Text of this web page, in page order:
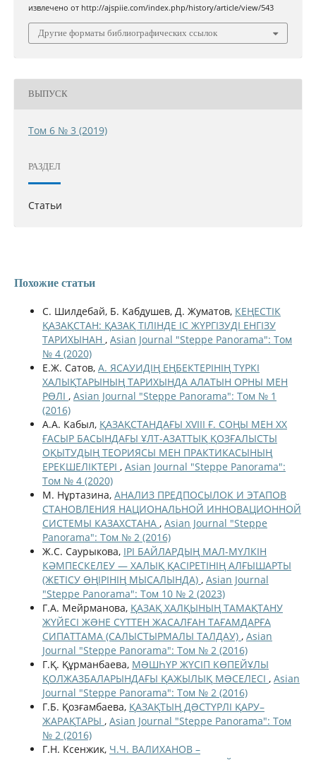
извлечено от http://ajspiie.com/index.php/history/article/view/543
Другие форматы библиографических ссылок
ВЫПУСК
Том 6 № 3 (2019)
РАЗДЕЛ
Статьи
Похожие статьи
С. Шилдебай, Б. Кабдушев, Д. Жуматов, КЕҢЕСТІК
ҚАЗАҚСТАН: ҚАЗАҚ ТІЛІНДЕ ІС ЖҮРГІЗУДІ ЕНГІЗУ
ТАРИХЫНАН , Asian Journal "Steppe Panorama": Том
№ 4 (2020)
Е.Ж. Сатов, А. ЯСАУИДІҢ ЕҢБЕКТЕРІНІҢ ТҮРКІ
ХАЛЫҚТАРЫНЫҢ ТАРИХЫНДА АЛАТЫН ОРНЫ МЕН
РӨЛІ , Asian Journal "Steppe Panorama": Том № 1
(2016)
А.А. Кабыл, ҚАЗАҚСТАНДАҒЫ XVIII Ғ. СОҢЫ МЕН XX
ҒАСЫР БАСЫНДАҒЫ ҰЛТ-АЗАТТЫҚ ҚОЗҒАЛЫСТЫ
ОҚЫТУДЫҢ ТЕОРИЯСЫ МЕН ПРАКТИКАСЫНЫҢ
ЕРЕКШЕЛІКТЕРІ , Asian Journal "Steppe Panorama":
Том № 4 (2020)
М. Нұртазина, АНАЛИЗ ПРЕДПОСЫЛОК И ЭТАПОВ
СТАНОВЛЕНИЯ НАЦИОНАЛЬНОЙ ИННОВАЦИОННОЙ
СИСТЕМЫ КАЗАХСТАНА , Asian Journal "Steppe
Panorama": Том № 2 (2016)
Ж.С. Саурыкова, ІРІ БАЙЛАРДЫҢ МАЛ-МҮЛКІН
КӘМПЕСКЕЛЕУ — ХАЛЫҚ ҚАСІРЕТІНІҢ АЛҒЫШАРТЫ
(ЖЕТІСУ ӨҢІРІНІҢ МЫСАЛЫНДА) , Asian Journal
"Steppe Panorama": Том 10 № 2 (2023)
Г.А. Мейрманова, ҚАЗАҚ ХАЛҚЫНЫҢ ТАМАҚТАНУ
ЖҮЙЕСІ ЖƏНЕ СҮТТЕН ЖАСАЛҒАН ТАҒАМДАРҒА
СИПАТТАМА (САЛЫСТЫРМАЛЫ ТАЛДАУ) , Asian
Journal "Steppe Panorama": Том № 2 (2016)
Г.Қ. Құрманбаева, МƏШҺҮР ЖҮСІП КӨПЕЙҰЛЫ
ҚОЛЖАЗБАЛАРЫНДАҒЫ ҚАЖЫЛЫҚ МƏСЕЛЕСІ , Asian
Journal "Steppe Panorama": Том № 2 (2016)
Г.Б. Қозғамбаева, ҚАЗАҚТЫҢ ДƏСТҮРЛІ ҚАРУ–
ЖАРАҚТАРЫ , Asian Journal "Steppe Panorama": Том
№ 2 (2016)
Г.Н. Ксенжик, Ч.Ч. ВАЛИХАНОВ –